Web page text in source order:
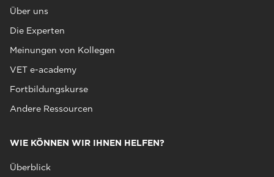
Über uns
Die Experten
Meinungen von Kollegen
VET e-academy
Fortbildungskurse
Andere Ressourcen
WIE KÖNNEN WIR IHNEN HELFEN?
Überblick